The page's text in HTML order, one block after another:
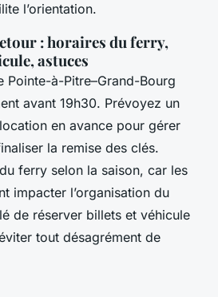
l’orientation.
: horaires du ferry,
astuces
Pointe-à-Pitre–Grand-Bourg
avant 19h30. Prévoyez un
en avance pour gérer
la remise des clés.
ferry selon la saison, car les
impacter l’organisation du
de réserver billets et véhicule
tout désagrément de